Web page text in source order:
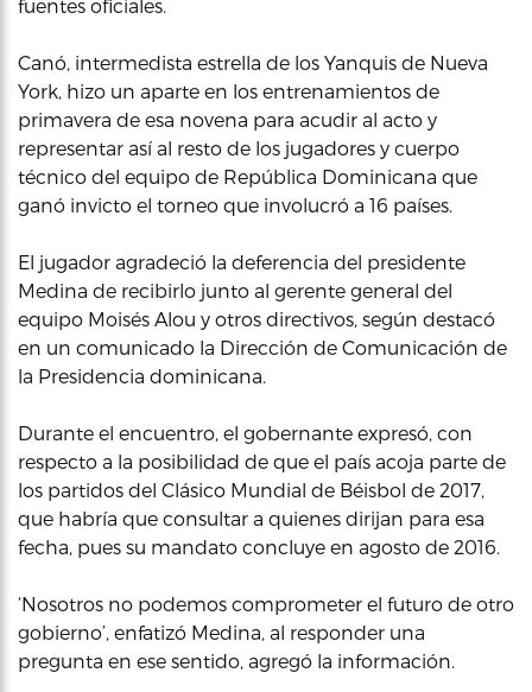
fuentes oficiales.
Canó, intermedista estrella de los Yanquis de Nueva
York, hizo un aparte en los entrenamientos de
primavera de esa novena para acudir al acto y
representar así al resto de los jugadores y cuerpo
técnico del equipo de República Dominicana que
ganó invicto el torneo que involucró a 16 países.
El jugador agradeció la deferencia del presidente
Medina de recibirlo junto al gerente general del
equipo Moisés Alou y otros directivos, según destacó
en un comunicado la Dirección de Comunicación de
la Presidencia dominicana.
Durante el encuentro, el gobernante expresó, con
respecto a la posibilidad de que el país acoja parte de
los partidos del Clásico Mundial de Béisbol de 2017,
que habría que consultar a quienes dirijan para esa
fecha, pues su mandato concluye en agosto de 2016.
‘Nosotros no podemos comprometer el futuro de otro
gobierno’, enfatizó Medina, al responder una
pregunta en ese sentido, agregó la información.